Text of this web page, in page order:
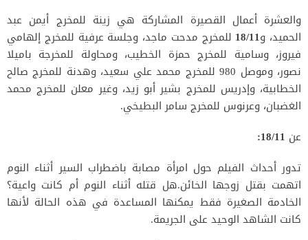
والعشرة أعمال القصيرة المشاركة هي زينة للمخرج أيمن عبد
الحميد، و18/11 للمخرج مدحت ماجد، وجلسة عرفية للمخرج إلهامي
فيروز، وسامية للمخرج حمزة الخطيب، ومحاولة للمخرجة باميلا
نصور، وموصل 980 للمخرج محمد علي سعيد، وهدنة للمخرج صالح
الخطابية، وإدريس للمخرج بشير أبو زيد، وغير معلن للمخرج محمد
الغضبان، وعرنوس للمخرج سامر البطيخي.
عن 18/11:
تدور أحداث الفيلم حول امرأة مصابة باضطراب السير أثناء النوم
اتهمت بقتل زوجها الخائن.هل قتله أثناء النوم أم كانت واعية؟
الخادمة الصغيرة فقط يمكنها المساعدة في هذه الحالة لأنها
كانت الشاهد الوحيد على الجريمة.